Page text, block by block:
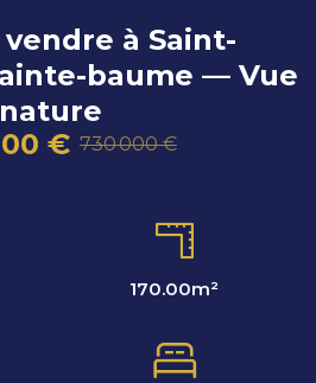
vendre à Saint-
baume — Vue
nature
€ 730 000 €
170.00m²